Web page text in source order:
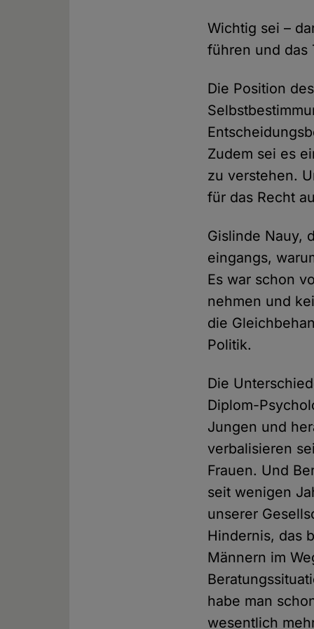
Wichtig sei –
führen und das
Die Position
Zudem sei es
zu verstehen.
für das Recht
Gislinde Nauy,
eingangs,
Es war schon
nehmen und
die
Politik.
Die
Diplom-
Jungen und
verbalisieren
Frauen. Und
seit wenigen
unserer
Hindernis, das
Männern im
habe man
wesentlich